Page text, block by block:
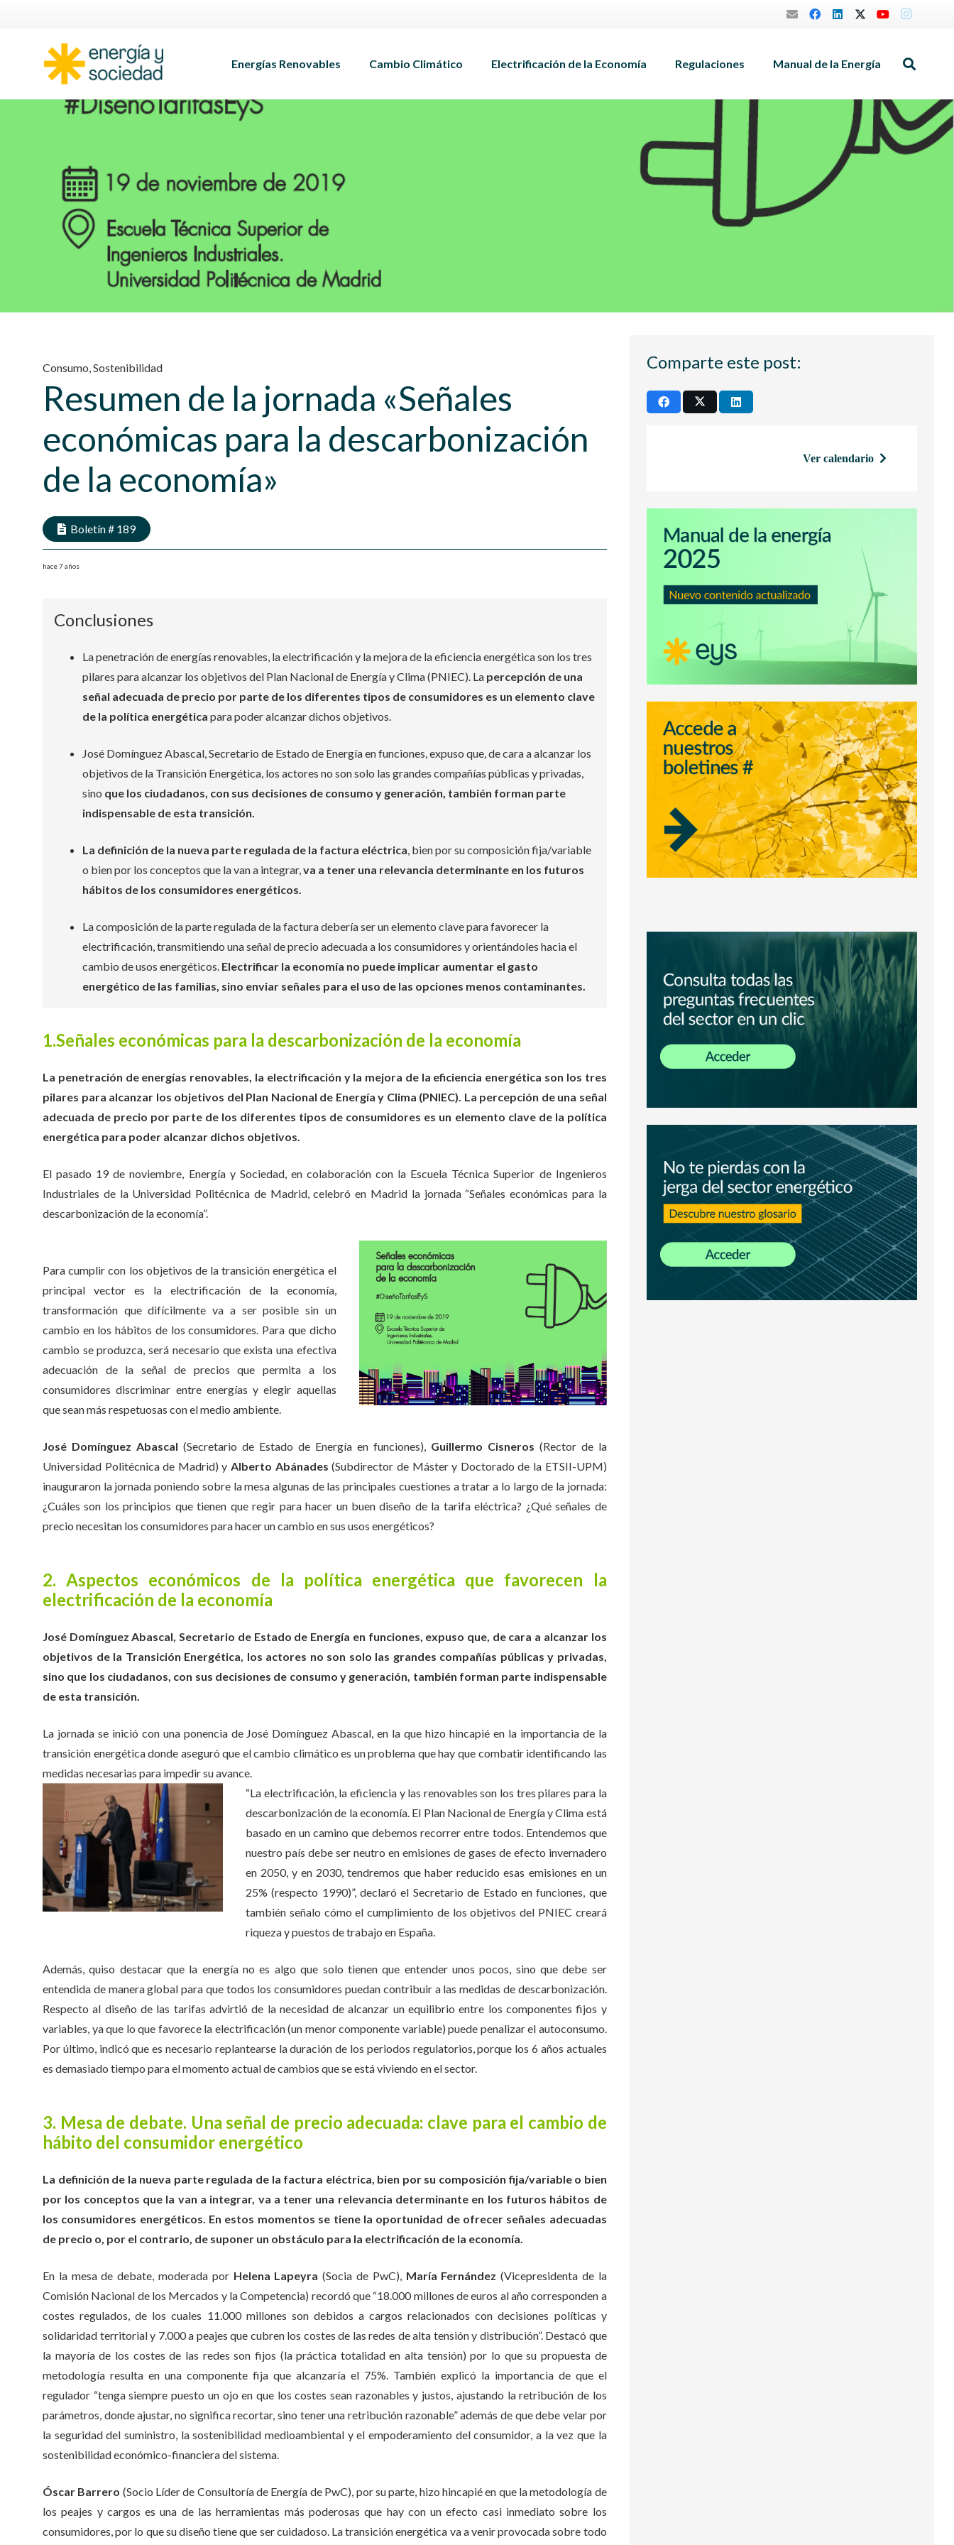
Energías Renovables Cambio Climático Electrificación de la Economía Regulaciones Manual de la Energía
Consumo,Sostenibilidad
Resumen de la jornada «Señales
económicas para la descarbonización
de la economía»
Boletín # 189
hace 7 años
Conclusiones
La penetración de energías renovables, la electrificación y la mejora de la eficiencia energética son los tres
pilares para alcanzar los objetivos del Plan Nacional de Energía y Clima (PNIEC). La percepción de una
señal adecuada de precio por parte de los diferentes tipos de consumidores es un elemento clave
de la política energética para poder alcanzar dichos objetivos.
José Domínguez Abascal, Secretario de Estado de Energía en funciones, expuso que, de cara a alcanzar los
objetivos de la Transición Energética, los actores no son solo las grandes compañías públicas y privadas,
sino que los ciudadanos, con sus decisiones de consumo y generación, también forman parte
indispensable de esta transición.
La definición de la nueva parte regulada de la factura eléctrica, bien por su composición fija/variable
o bien por los conceptos que la van a integrar,va a tener una relevancia determinante en los futuros
hábitos de los consumidores energéticos.
La composición de la parte regulada de la factura debería ser un elemento clave para favorecer la
electrificación, transmitiendo una señal de precio adecuada a los consumidores y orientándoles hacia el
cambio de usos energéticos. Electrificar la economía no puede implicar aumentar el gasto
energético de las familias, sino enviar señales para el uso de las opciones menos contaminantes.
1.Señales económicas para la descarbonización de la economía
La penetración de energías renovables, la electrificación y la mejora de la eficiencia energética son los tres
pilares para alcanzar los objetivos del Plan Nacional de Energía y Clima (PNIEC). La percepción de una señal
adecuada de precio por parte de los diferentes tipos de consumidores es un elemento clave de la política
energética para poder alcanzar dichos objetivos.
El pasado 19 de noviembre, Energía y Sociedad, en colaboración con la Escuela Técnica Superior de Ingenieros
Industriales de la Universidad Politécnica de Madrid, celebró en Madrid la jornada “Señales económicas para la
descarbonización de la economía”.
Para cumplir con los objetivos de la transición energética el
principal vector es la electrificación de la economía,
transformación que difícilmente va a ser posible sin un
cambio en los hábitos de los consumidores. Para que dicho
cambio se produzca, será necesario que exista una efectiva
adecuación de la señal de precios que permita a los
consumidores discriminar entre energías y elegir aquellas
que sean más respetuosas con el medio ambiente.
José Domínguez Abascal (Secretario de Estado de Energía en funciones), Guillermo Cisneros (Rector de la
Universidad Politécnica de Madrid) yAlberto Abánades (Subdirector de Máster y Doctorado de la ETSII-UPM)
inauguraron la jornada poniendo sobre la mesa algunas de las principales cuestiones a tratar a lo largo de la jornada:
¿Cuáles son los principios que tienen que regir para hacer un buen diseño de la tarifa eléctrica? ¿Qué señales de
precio necesitan los consumidores para hacer un cambio en sus usos energéticos?
2. Aspectos económicos de la política energética que favorecen la
electrificación de la economía
José Domínguez Abascal, Secretario de Estado de Energía en funciones, expuso que, de cara a alcanzar los
objetivos de la Transición Energética, los actores no son solo las grandes compañías públicas y privadas,
sino que los ciudadanos, con sus decisiones de consumo y generación, también forman parte indispensable
de esta transición.
La jornada se inició con una ponencia de José Domínguez Abascal, en la que hizo hincapié en la importancia de la
transición energética donde aseguró que el cambio climático es un problema que hay que combatir identificando las
medidas necesarias para impedir su avance.
“La electrificación, la eficiencia y las renovables son los tres pilares para la
descarbonización de la economía. El Plan Nacional de Energía y Clima está
basado en un camino que debemos recorrer entre todos. Entendemos que
nuestro país debe ser neutro en emisiones de gases de efecto invernadero
en 2050, y en 2030, tendremos que haber reducido esas emisiones en un
25% (respecto 1990)”, declaró el Secretario de Estado en funciones, que
también señalo cómo el cumplimiento de los objetivos del PNIEC creará
riqueza y puestos de trabajo en España.
Además, quiso destacar que la energía no es algo que solo tienen que entender unos pocos, sino que debe ser
entendida de manera global para que todos los consumidores puedan contribuir a las medidas de descarbonización.
Respecto al diseño de las tarifas advirtió de la necesidad de alcanzar un equilibrio entre los componentes fijos y
variables, ya que lo que favorece la electrificación (un menor componente variable) puede penalizar el autoconsumo.
Por último, indicó que es necesario replantearse la duración de los periodos regulatorios, porque los 6 años actuales
es demasiado tiempo para el momento actual de cambios que se está viviendo en el sector.
3. Mesa de debate. Una señal de precio adecuada: clave para el cambio de
hábito del consumidor energético
La definición de la nueva parte regulada de la factura eléctrica, bien por su composición fija/variable o bien
por los conceptos que la van a integrar, va a tener una relevancia determinante en los futuros hábitos de
los consumidores energéticos. En estos momentos se tiene la oportunidad de ofrecer señales adecuadas
de precio o, por el contrario, de suponer un obstáculo para la electrificación de la economía.
En la mesa de debate, moderada por Helena Lapeyra (Socia de PwC), María Fernández (Vicepresidenta de la
Comisión Nacional de los Mercados y la Competencia) recordó que “18.000 millones de euros al año corresponden a
costes regulados, de los cuales 11.000 millones son debidos a cargos relacionados con decisiones políticas y
solidaridad territorial y 7.000 a peajes que cubren los costes de las redes de alta tensión y distribución”. Destacó que
la mayoría de los costes de las redes son fijos (la práctica totalidad en alta tensión) por lo que su propuesta de
metodología resulta en una componente fija que alcanzaría el 75%. También explicó la importancia de que el
regulador “tenga siempre puesto un ojo en que los costes sean razonables y justos, ajustando la retribución de los
parámetros, donde ajustar, no significa recortar, sino tener una retribución razonable” además de que debe velar por
la seguridad del suministro, la sostenibilidad medioambiental y el empoderamiento del consumidor, a la vez que la
sostenibilidad económico-financiera del sistema.
Óscar Barrero (Socio Líder de Consultoría de Energía de PwC), por su parte, hizo hincapié en que la metodología de
los peajes y cargos es una de las herramientas más poderosas que hay con un efecto casi inmediato sobre los
consumidores, por lo que su diseño tiene que ser cuidadoso. La transición energética va a venir provocada sobre todo
Comparte este post:
Ver calendario